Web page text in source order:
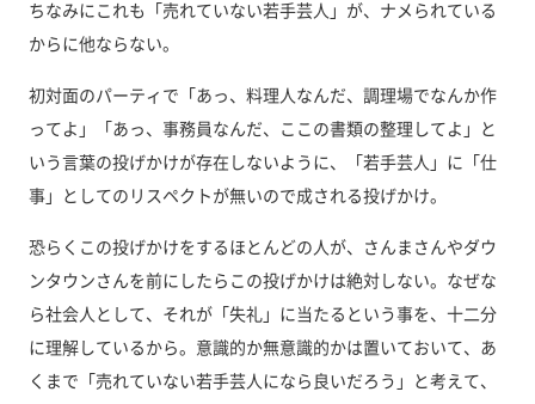
ちなみにこれも「売れていない若手芸人」が、ナメられている
からに他ならない。
初対面のパーティで「あっ、料理人なんだ、調理場でなんか作
ってよ」「あっ、事務員なんだ、ここの書類の整理してよ」と
いう言葉の投げかけが存在しないように、「若手芸人」に「仕
事」としてのリスペクトが無いので成される投げかけ。
恐らくこの投げかけをするほとんどの人が、さんまさんやダウ
ンタウンさんを前にしたらこの投げかけは絶対しない。なぜな
ら社会人として、それが「失礼」に当たるという事を、十二分
に理解しているから。意識的か無意識的かは置いておいて、あ
くまで「売れていない若手芸人になら良いだろう」と考えて、